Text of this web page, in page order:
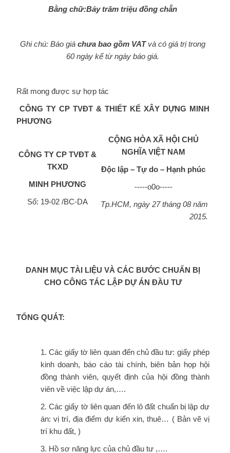
Bằng chữ:Bảy trăm triệu đồng chẵn
Ghi chú: Báo giáchưa bao gồm VATvà có giá trị trong
60 ngày kể từ ngày báo giá.
Rất mong được sự hợp tác
CÔNG TY CP TVĐT & THIẾT KẾ XÂY DỰNG MINH
PHƯƠNG
CÔNG TY CP TVĐT &
TKXD
MINH PHƯƠNG
Số: 19-02 /BC-DA
CỘNG HÒA XÃ HỘI CHỦ
NGHĨA VIỆT NAM
Độc lập – Tự do – Hạnh phúc
-----o0o-----
Tp.HCM, ngày 27 tháng 08 năm
2015.
DANH MỤC TÀI LIỆU VÀ CÁC BƯỚC CHUẨN BỊ
CHO CÔNG TÁC LẬP DỰ ÁN ĐẦU TƯ
TỔNG QUÁT:
1. Các giấy tờ liên quan đến chủ đầu tư: giấy phép
kinh doanh, báo cáo tài chính, biên bản họp hội
đồng thành viên, quyết định của hội đồng thành
viên về việc lập dự án,….
2. Các giấy tờ liên quan đến lô đất chuẩn bị lập dự
án: vị trí, địa điểm dự kiến xin, thuê… ( Bản vẽ vị
trí khu đất, )
3. Hồ sơ năng lực của chủ đầu tư ,….